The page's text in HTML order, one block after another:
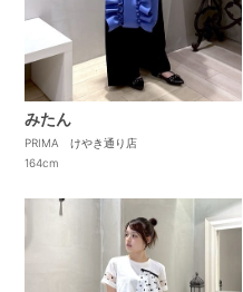
みたん
PRIMA けやき通り店
164cm